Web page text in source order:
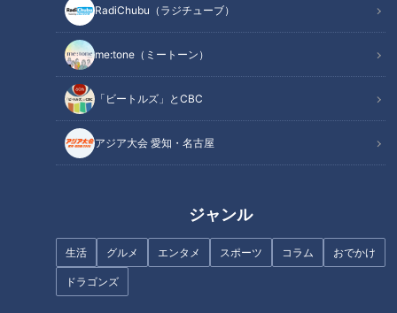
RadiChubu（ラジチューブ）
me:tone（ミートーン）
「ビートルズ」とCBC
アジア大会 愛知・名古屋
ジャンル
生活 グルメ エンタメ スポーツ コラム おでかけ
ドラゴンズ
20歳の魚鱗癬と闘う女性‥成人
式を迎えた今、思うこと～定期
配信型ドキュメンタリー「ピエ
ロと呼ばれた息子」第86話
【2023年】いよいよ小学校入
学！ことしも配信を続けます～
「ピエロと呼ばれた息子」第84
息子」第75話
る…取材した日、皮膚の状態は
様魚鱗癬 ～配信型ドキュメン
タリー「ピエロと呼ばれた息